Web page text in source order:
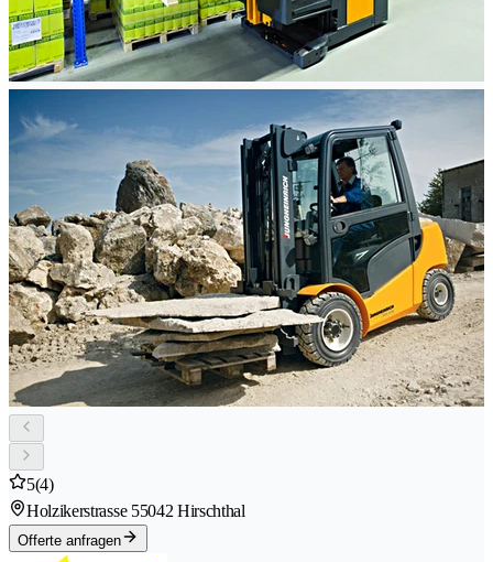
5(4)
Holzikerstrasse 55042 Hirschthal
Offerte anfragen